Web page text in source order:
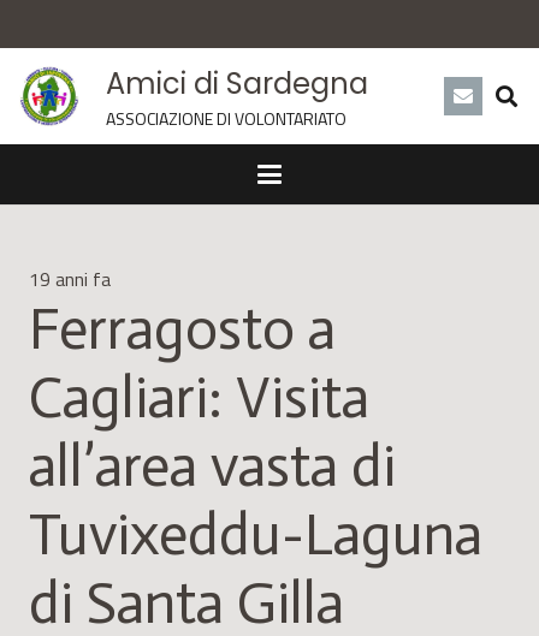
Amici di Sardegna
ASSOCIAZIONE DI VOLONTARIATO
19 anni fa
Ferragosto a
Cagliari: Visita
all’area vasta di
Tuvixeddu-Laguna
di Santa Gilla